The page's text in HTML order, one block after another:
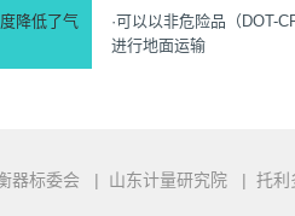
降低了气
·可以以非危险品（DOT-
进行地面运输
器标委会 | 山东计量研究院 | 托利